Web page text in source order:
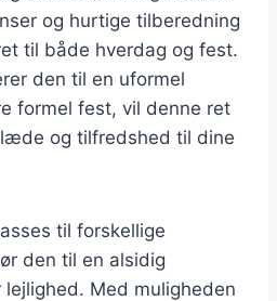
og hurtige tilberedning
til både hverdag og fest.
den til en uformel
formel fest, vil denne ret
og tilfredshed til dine
til forskellige
den til en alsidig
Med muligheden